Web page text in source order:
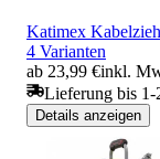
Katimex
4 Varianten
ab 23,99 €inkl.
Lieferung bis 1-
Details anzeigen